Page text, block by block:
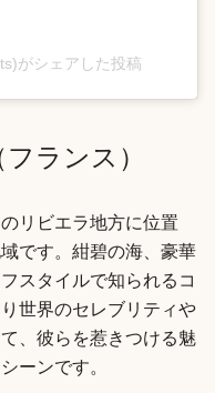
がシェアした投稿
ランス）
リビエラ地方に位置
です。紺碧の海、豪華
スタイルで知られるコ
世界のセレブリティや
、彼らを惹きつける魅
ーンです。